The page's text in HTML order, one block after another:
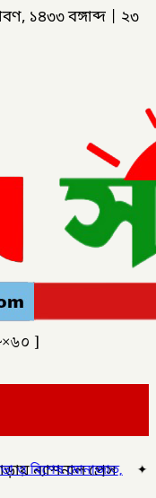
১৪৩৩ বঙ্গাব্দ
২৩
]
মোনাজাত,✦গলাচিপায়
ন্যাশনাল প্রেস